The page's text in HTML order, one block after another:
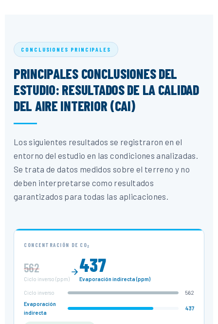
CONCLUSIONES PRINCIPALES
PRINCIPALES CONCLUSIONES DEL
ESTUDIO: RESULTADOS DE LA CALIDAD
DEL AIRE INTERIOR (CAI)
Los siguientes resultados se registraron en el
entorno del estudio en las condiciones analizadas.
Se trata de datos medidos sobre el terreno y no
deben interpretarse como resultados
garantizados para todas las aplicaciones.
CONCENTRACIÓN DE CO₂
562
Ciclo inverso (ppm)
437
Evaporación indirecta (ppm)
Ciclo inverso
562
Evaporación
indirecta
437